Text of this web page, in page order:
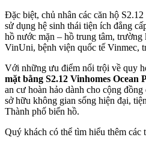
Đặc biệt, chủ nhân các căn hộ
sử dụng hệ sinh thái tiện ích đẳng
hồ nước mặn – hồ trung tâm,
VinUni, bệnh viện quốc tế Vinmec,
Với những ưu điểm nổi trội về quy
mặt bằng S2.12 Vinhomes Ocean
an cư hoàn hảo dành cho cộng
sở hữu không gian sống hiện đại,
Thành phố biển hồ.
Quý khách có thể tìm hiểu thêm các